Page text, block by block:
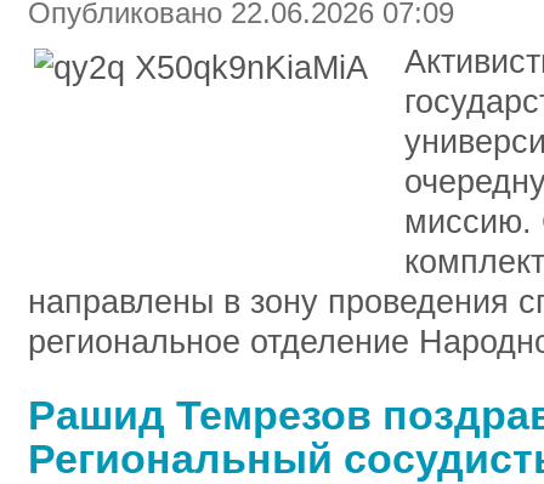
Опубликовано 22.06.2026 07:09
миссию.
направлены в зону проведения
региональное отделение
Рашид Темрезов
Региональный